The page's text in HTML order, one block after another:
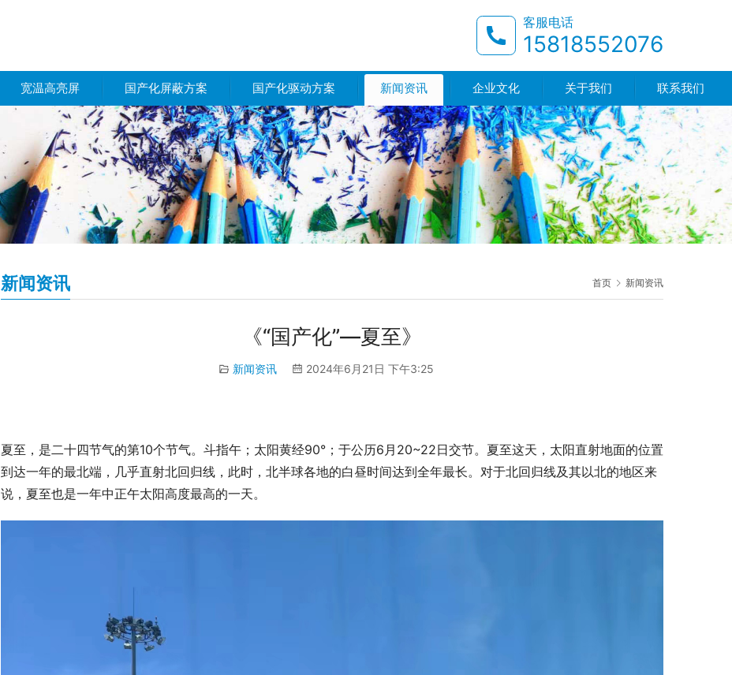
客服电话
15818552076
宽温高亮屏 国产化屏蔽方案 国产化驱动方案 新闻资讯 企业文化 关于我们 联系我们
首页 新闻资讯
新闻资讯
《“国产化”—夏至》
新闻资讯 2024年6月21日 下午3:25
夏至，是二十四节气的第10个节气。斗指午；太阳黄经90°；于公历6月20~22日交节。夏至这天，太阳直射地面的位置
到达一年的最北端，几乎直射北回归线，此时，北半球各地的白昼时间达到全年最长。对于北回归线及其以北的地区来
说，夏至也是一年中正午太阳高度最高的一天。